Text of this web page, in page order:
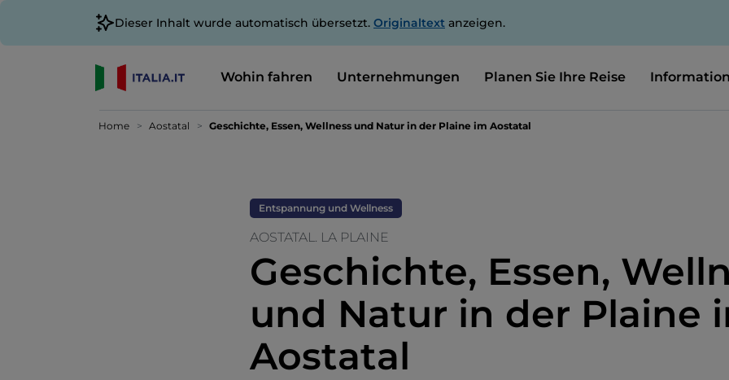
Dieser Inhalt wurde automatisch übersetzt. Originaltext anzeigen.
Wohin fahren Unternehmungen Planen Sie Ihre Reise
Home Aostatal Geschichte, Essen, Wellness und Natur in der Plaine im Aostatal
Entspannung und Wellness
AOSTATAL. LA PLAINE
Geschichte, Essen,
und Natur in der Plaine
Aostatal